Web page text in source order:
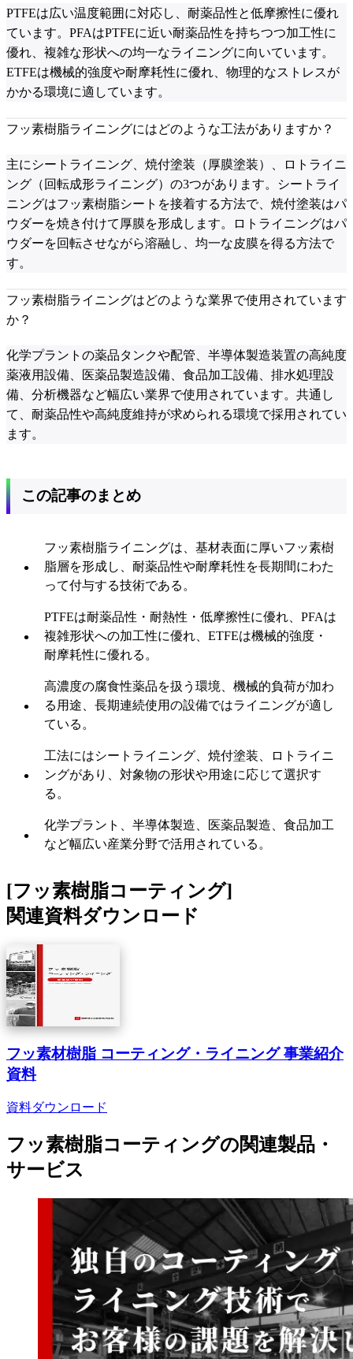
PTFEは広い温度範囲に対応し、耐薬品性と低摩擦性に優れ
ています。PFAはPTFEに近い耐薬品性を持ちつつ加工性に
優れ、複雑な形状への均一なライニングに向いています。
ETFEは機械的強度や耐摩耗性に優れ、物理的なストレスが
かかる環境に適しています。
フッ素樹脂ライニングにはどのような工法がありますか？
主にシートライニング、焼付塗装（厚膜塗装）、ロトライニ
ング（回転成形ライニング）の3つがあります。シートライ
ニングはフッ素樹脂シートを接着する方法で、焼付塗装はパ
ウダーを焼き付けて厚膜を形成します。ロトライニングはパ
ウダーを回転させながら溶融し、均一な皮膜を得る方法で
す。
フッ素樹脂ライニングはどのような業界で使用されています
か？
化学プラントの薬品タンクや配管、半導体製造装置の高純度
薬液用設備、医薬品製造設備、食品加工設備、排水処理設
備、分析機器など幅広い業界で使用されています。共通し
て、耐薬品性や高純度維持が求められる環境で採用されてい
ます。
この記事のまとめ
フッ素樹脂ライニングは、基材表面に厚いフッ素樹
脂層を形成し、耐薬品性や耐摩耗性を長期間にわた
って付与する技術である。
PTFEは耐薬品性・耐熱性・低摩擦性に優れ、PFAは
複雑形状への加工性に優れ、ETFEは機械的強度・
耐摩耗性に優れる。
高濃度の腐食性薬品を扱う環境、機械的負荷が加わ
る用途、長期連続使用の設備ではライニングが適し
ている。
工法にはシートライニング、焼付塗装、ロトライニ
ングがあり、対象物の形状や用途に応じて選択す
る。
化学プラント、半導体製造、医薬品製造、食品加工
など幅広い産業分野で活用されている。
[フッ素樹脂コーティング]
関連資料ダウンロード
フッ素材樹脂 コーティング・ライニング 事業紹介
資料
資料ダウンロード
フッ素樹脂コーティングの関連製品・
サービス